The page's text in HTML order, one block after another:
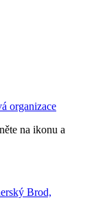
organizace
na ikonu a
Brod,